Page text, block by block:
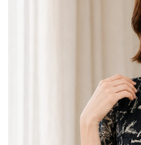
４．使用「AFTEE先享後
時審查核予不同之上限額
５．嚴禁一人註冊多個帳
恩沛科技股份有限公司將
每筆NT$70，滿
每筆NT$90，滿